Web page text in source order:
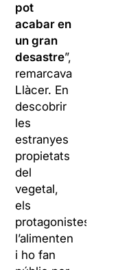
pot
acabar en
un gran
desastre”,
remarcava
Llàcer. En
descobrir
les
estranyes
propietats
del
vegetal,
els
protagonistes
l’alimenten
i ho fan